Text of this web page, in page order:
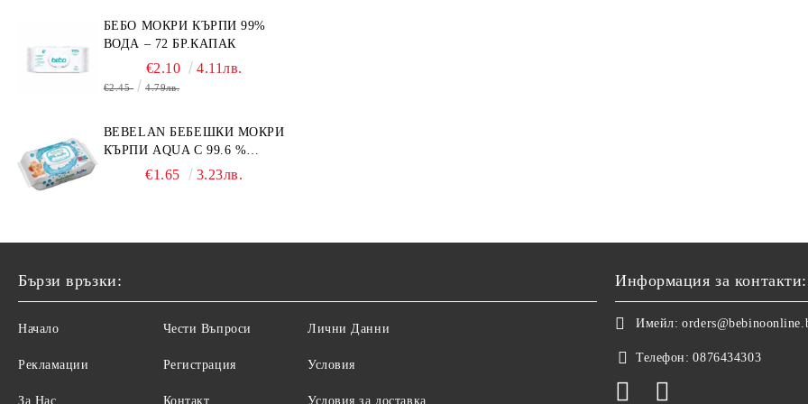
БЕБО МОКРИ КЪРПИ 99%
ВОДА – 72 БР.КАПАК
€2.10 4.11лв.
€2.45 4.79лв.
BEBELAN БЕБЕШКИ МОКРИ
КЪРПИ AQUA С 99.6 %
ВОДА 64БР.
€1.65 3.23лв.
Бързи връзки:
Начало
Рекламации
За Нас
Чести Въпроси
Регистрация
Контакт
Лични Данни
Условия
Условия за доставка
Информация за контакти:
Имейл:
Телефон: 0876434303